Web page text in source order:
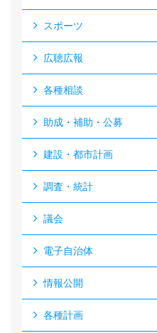
スポーツ
広聴広報
各種相談
助成・補助・公募
建設・都市計画
調査・統計
議会
電子自治体
情報公開
各種計画